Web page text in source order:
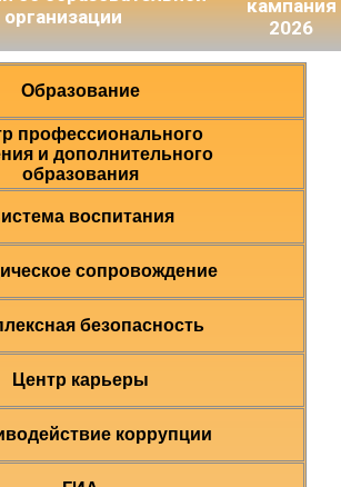
организации
кампания
2026
Образование
профессионального
и дополнительного
образования
воспитания
сопровождение
безопасность
Центр карьеры
коррупции